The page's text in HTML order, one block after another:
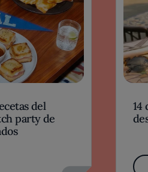
del
party de
14